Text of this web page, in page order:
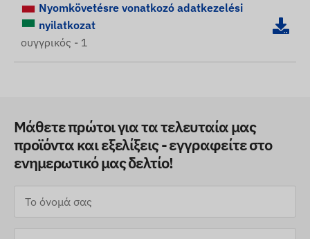
Nyomkövetésre vonatkozó adatkezelési
nyilatkozat
ουγγρικός - 1
Μάθετε πρώτοι για τα τελευταία μας
προϊόντα και εξελίξεις - εγγραφείτε στο
ενημερωτικό μας δελτίο!